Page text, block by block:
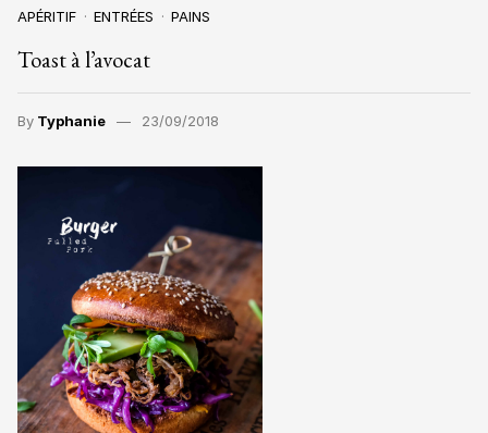
APÉRITIF ENTRÉES PAINS
Toast à l’avocat
By Typhanie 23/09/2018